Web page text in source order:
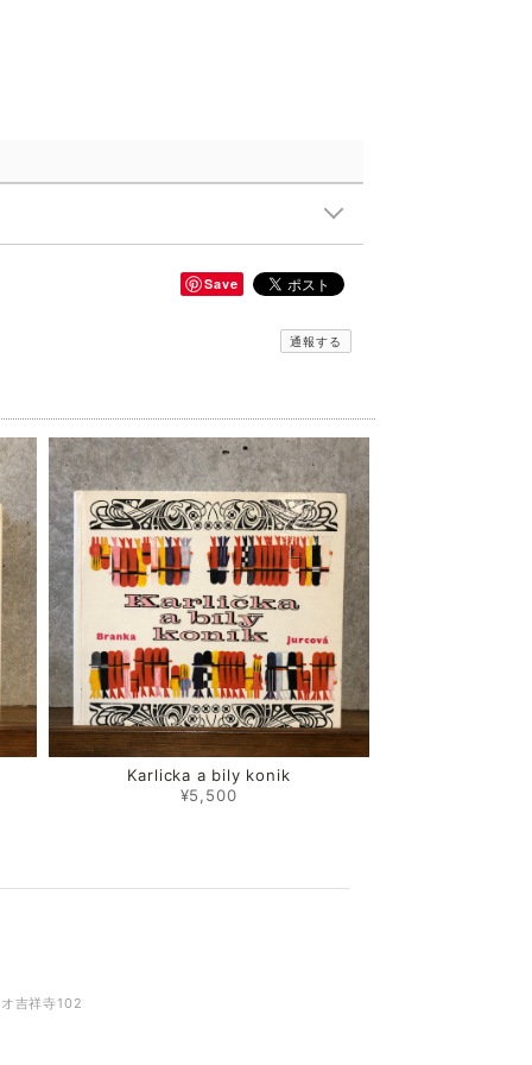
Save
通報する
Karlicka a bily konik
¥5,500
吉祥寺102